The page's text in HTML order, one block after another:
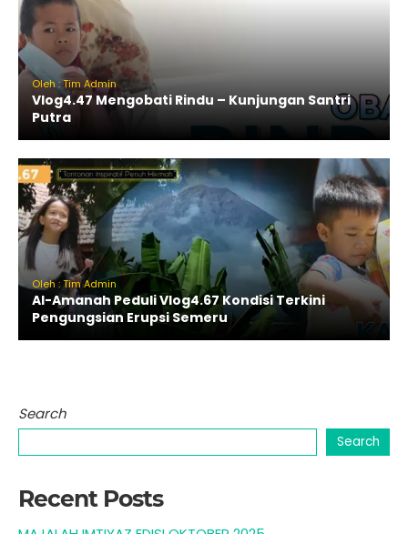
Oleh : Tim Admin
Vlog4.47 Mengobati Rindu – Kunjungan Santri
Putra
Oleh : Tim Admin
Al-Amanah Peduli Vlog4.67 Kondisi Terkini
Pengungsian Erupsi Semeru
Search
Search
Recent Posts